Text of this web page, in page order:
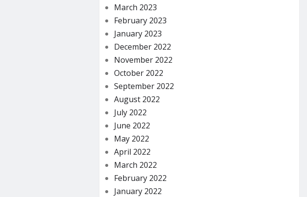
March 2023
February 2023
January 2023
December 2022
November 2022
October 2022
September 2022
August 2022
July 2022
June 2022
May 2022
April 2022
March 2022
February 2022
January 2022